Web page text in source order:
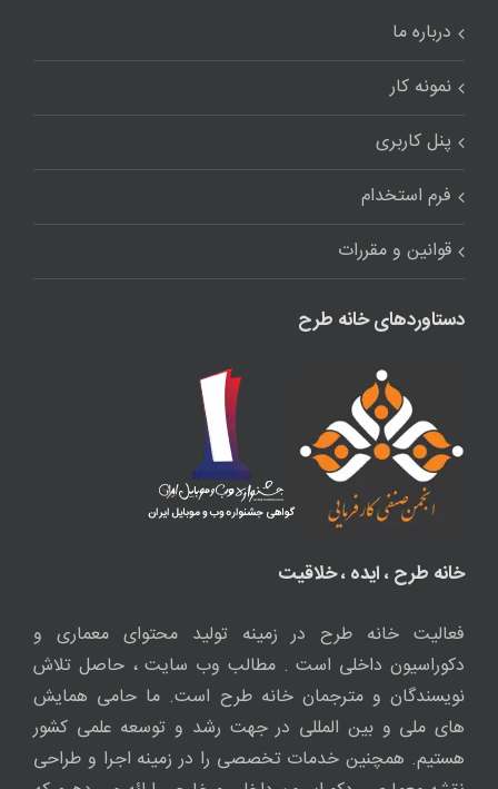
خانه طرح ، ایده ، خلاقیت
فعالیت خانه طرح در زمینه تولید محتوای معماری و
دکوراسیون داخلی است . مطالب وب سایت ، حاصل تلاش
های ملی و بین المللی در جهت رشد و توسعه علمی کشور
نقشه معماری ، دکوراسیون داخلی و خارجی ارائه می دهیم که
این خدمات در هرکجا که باشید قابل دسترس است. جهت
هرگونه مشاوره یا طراحی از طریق فرم مشاوره اقدام نمایید.
1405-1390© کپی برداری از مطالب وب سایت معماری خانه طرح فقط با
ذکر منبع و لینک مستقیم مجاز است.
Telegram
Twitch
Instagram
WhatsApp
X